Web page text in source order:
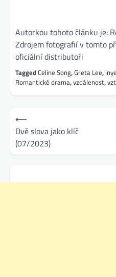
Autorkou tohoto článku je:
Zdrojem fotografií v tomto
oficiální distributoři
TaggedCeline Song,Greta Lee,
Romantické drama,vzdálenost,
Navigace
pro
příspěvek
⟵
Dvě slova jako klíč
(07/2023)